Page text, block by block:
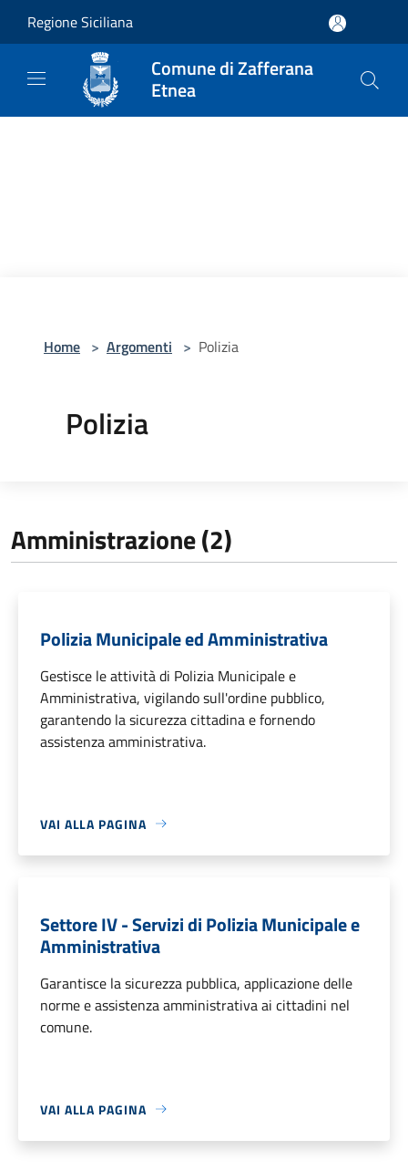
Regione Siciliana
Comune di Zafferana
Etnea
Home > Argomenti > Polizia
Polizia
Amministrazione (2)
Polizia Municipale ed Amministrativa
Gestisce le attività di Polizia Municipale e
Amministrativa, vigilando sull'ordine pubblico,
garantendo la sicurezza cittadina e fornendo
assistenza amministrativa.
VAI ALLA PAGINA
Settore IV - Servizi di Polizia Municipale e
Amministrativa
Garantisce la sicurezza pubblica, applicazione delle
norme e assistenza amministrativa ai cittadini nel
comune.
VAI ALLA PAGINA